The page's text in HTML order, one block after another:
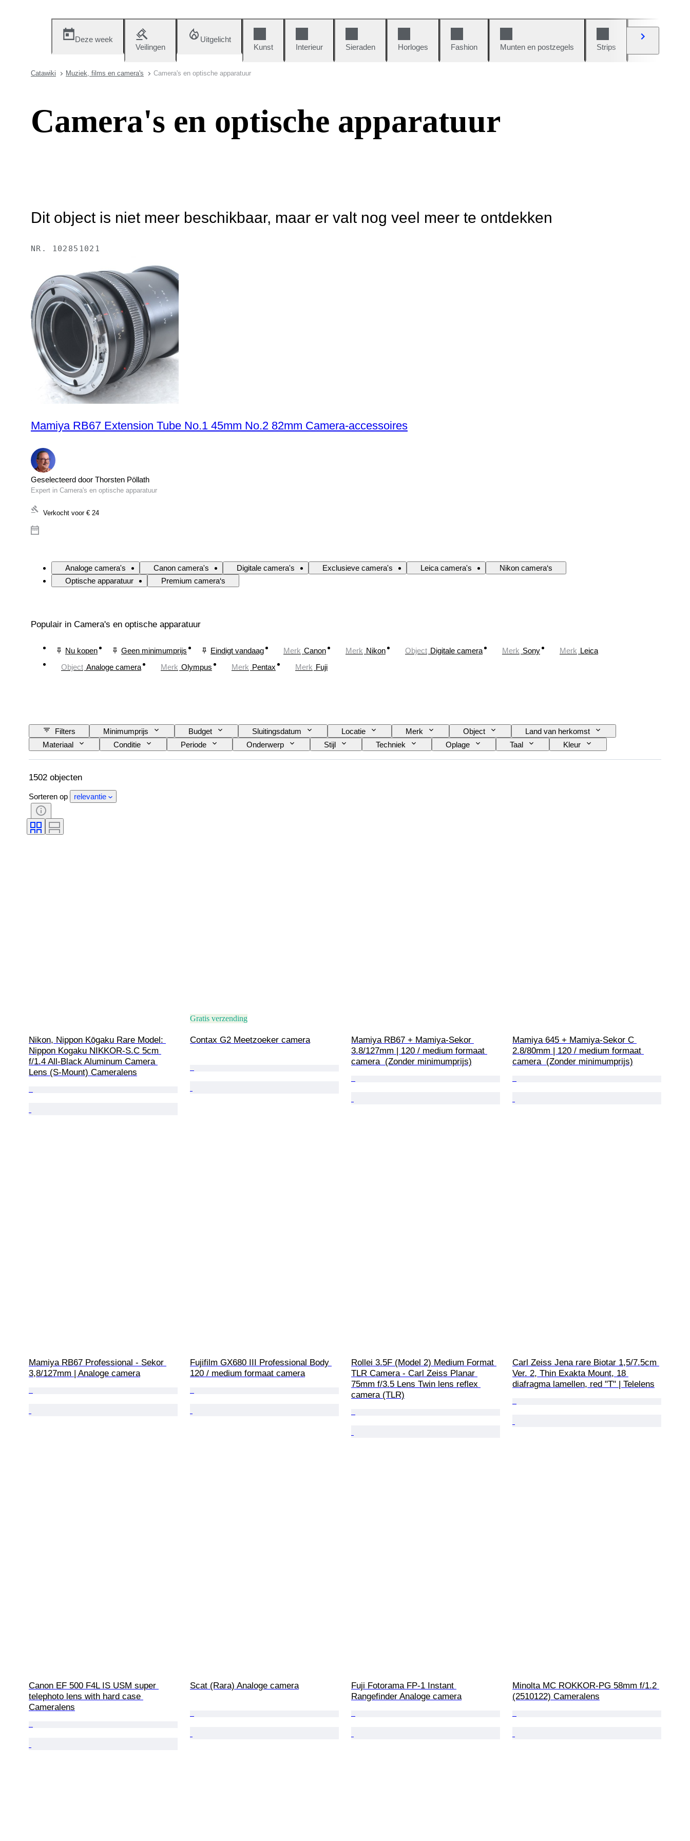
Deze week
Veilingen
Uitgelicht
Kunst
Interieur Sieraden Horloges Fashion Munten en postzegels Strips
Catawiki Muziek, films en camera's Camera's en optische apparatuur
Camera's en optische apparatuur
Dit object is niet meer beschikbaar, maar er valt nog veel meer te ontdekken
NR. 102851021
Mamiya RB67 Extension Tube No.1 45mm No.2 82mm Camera-accessoires
Geselecteerd door Thorsten Pöllath
Expert in Camera's en optische apparatuur
Verkocht voor € 24
Analoge camera's Canon camera's Digitale camera's Exclusieve camera's Leica camera's
Nikon camera‘s
Optische apparatuur
Premium camera‘s
Populair in Camera's en optische apparatuur
Nu kopen Geen minimumprijs Eindigt vandaag Merk Canon Merk Nikon Object Digitale camera Merk Sony Merk Leica
Object Analoge camera Merk Olympus Merk Pentax Merk Fuji
Filters Minimumprijs Budget Sluitingsdatum Locatie Merk Object
Land van herkomst
Materiaal
Conditie Periode Onderwerp Stijl Techniek Oplage Taal
Kleur
Lensbevestiging
Type videorecorder Type microscoop Type verrekijker Type telescoop
Type videocamera
1502 objecten
Sorteren op relevantie
Nikon, Nippon Kōgaku Rare Model:
Nippon Kogaku NIKKOR-S.C 5cm
f/1.4 All-Black Aluminum Camera
Lens (S-Mount) Cameralens
Gratis verzending
Contax G2 Meetzoeker camera
Mamiya RB67 + Mamiya-Sekor
3.8/127mm | 120 / medium formaat
camera  (Zonder minimumprijs)
Mamiya 645 + Mamiya-Sekor C
2.8/80mm | 120 / medium formaat
camera  (Zonder minimumprijs)
Mamiya RB67 Professional - Sekor
3,8/127mm | Analoge camera
Fujifilm GX680 III Professional Body
120 / medium formaat camera
Rollei 3.5F (Model 2) Medium Format
TLR Camera - Carl Zeiss Planar
75mm f/3.5 Lens Twin lens reflex
camera (TLR)
Carl Zeiss Jena rare Biotar 1,5/7.5cm
Ver. 2, Thin Exakta Mount, 18
diafragma lamellen, red "T" | Telelens
Canon EF 500 F4L IS USM super
telephoto lens with hard case
Cameralens
Scat (Rara) Analoge camera
Fuji Fotorama FP-1 Instant
Rangefinder Analoge camera
Minolta MC ROKKOR-PG 58mm f/1.2
(2510122) Cameralens